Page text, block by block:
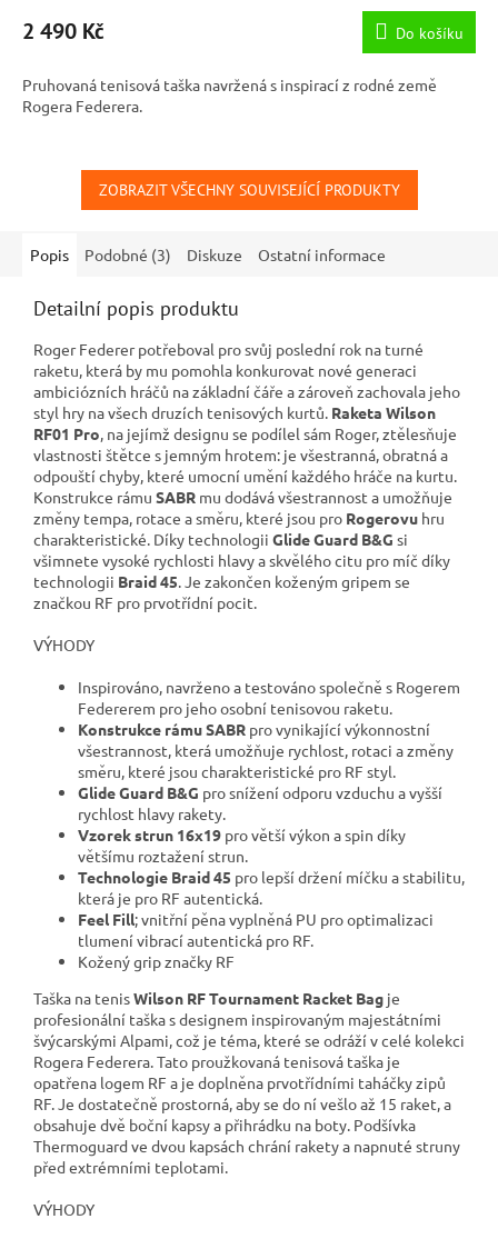
2 490 Kč Do košíku
Pruhovaná tenisová taška navržená s inspirací z rodné země
Rogera Federera.
ZOBRAZIT VŠECHNY SOUVISEJÍCÍ PRODUKTY
Popis Podobné (3) Diskuze Ostatní informace
Detailní popis produktu
Roger Federer potřeboval pro svůj poslední rok na turné
raketu, která by mu pomohla konkurovat nové generaci
ambiciózních hráčů na základní čáře a zároveň zachovala jeho
styl hry na všech druzích tenisových kurtů. Raketa Wilson
RF01 Pro, na jejímž designu se podílel sám Roger, ztělesňuje
vlastnosti štětce s jemným hrotem: je všestranná, obratná a
odpouští chyby, které umocní umění každého hráče na kurtu.
Konstrukce rámu SABR mu dodává všestrannost a umožňuje
změny tempa, rotace a směru, které jsou pro Rogerovu hru
charakteristické. Díky technologii Glide Guard B&G si
všimnete vysoké rychlosti hlavy a skvělého citu pro míč díky
technologii Braid 45. Je zakončen koženým gripem se
značkou RF pro prvotřídní pocit.
VÝHODY
Inspirováno, navrženo a testováno společně s Rogerem
Federerem pro jeho osobní tenisovou raketu.
Konstrukce rámu SABR pro vynikající výkonnostní
všestrannost, která umožňuje rychlost, rotaci a změny
směru, které jsou charakteristické pro RF styl.
Glide Guard B&G pro snížení odporu vzduchu a vyšší
rychlost hlavy rakety.
Vzorek strun 16x19 pro větší výkon a spin díky
většímu roztažení strun.
Technologie Braid 45 pro lepší držení míčku a stabilitu,
která je pro RF autentická.
Feel Fill; vnitřní pěna vyplněná PU pro optimalizaci
tlumení vibrací autentická pro RF.
Kožený grip značky RF
Taška na tenisWilson RF Tournament Racket Bag je
profesionální taška s designem inspirovaným majestátními
švýcarskými Alpami, což je téma, které se odráží v celé kolekci
Rogera Federera. Tato proužkovaná tenisová taška je
opatřena logem RF a je doplněna prvotřídními taháčky zipů
RF. Je dostatečně prostorná, aby se do ní vešlo až 15 raket, a
obsahuje dvě boční kapsy a přihrádku na boty. Podšívka
Thermoguard ve dvou kapsách chrání rakety a napnuté struny
před extrémními teplotami.
VÝHODY